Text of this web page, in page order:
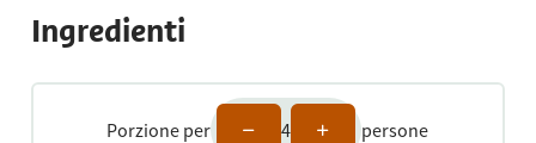
Ingredienti
Porzione per 4 persone